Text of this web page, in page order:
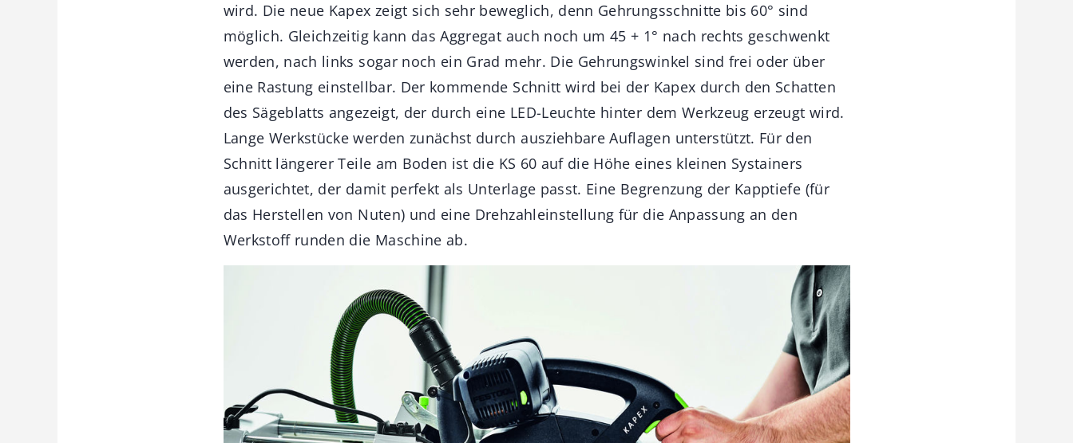
wird. Die neue Kapex zeigt sich sehr beweglich, denn Gehrungsschnitte bis 60° sind
möglich. Gleichzeitig kann das Aggregat auch noch um 45 + 1° nach rechts geschwenkt
werden, nach links sogar noch ein Grad mehr. Die Gehrungswinkel sind frei oder über
eine Rastung einstellbar. Der kommende Schnitt wird bei der Kapex durch den Schatten
des Sägeblatts angezeigt, der durch eine LED-Leuchte hinter dem Werkzeug erzeugt wird.
Lange Werkstücke werden zunächst durch ausziehbare Auflagen unterstützt. Für den
Schnitt längerer Teile am Boden ist die KS 60 auf die Höhe eines kleinen Systainers
ausgerichtet, der damit perfekt als Unterlage passt. Eine Begrenzung der Kapptiefe (für
das Herstellen von Nuten) und eine Drehzahleinstellung für die Anpassung an den
Werkstoff runden die Maschine ab.